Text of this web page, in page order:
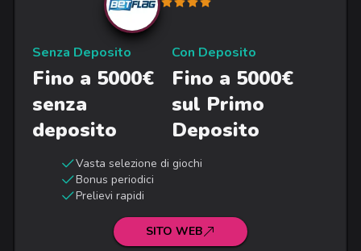
Senza Deposito
Fino a 5000€
senza
deposito
Con Deposito
Fino a 5000€
sul Primo
Deposito
Vasta selezione di giochi
Bonus periodici
Prelievi rapidi
SITO WEB